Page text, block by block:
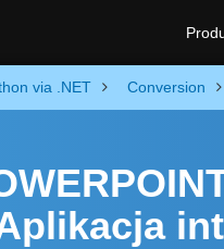
via .NET Conversion